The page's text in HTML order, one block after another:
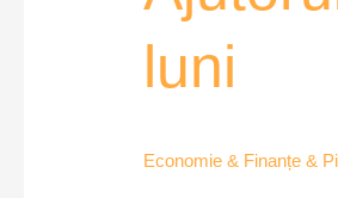
luni
Economie & Finanțe &
cu
salariul
șase